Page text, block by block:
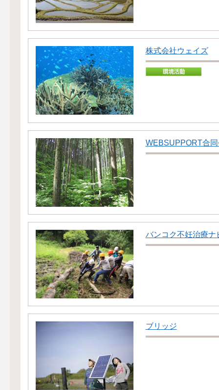
株式会社ウェイズ
WEBSUPPORT合
バンコク不妊治療ナ
ブリッジ